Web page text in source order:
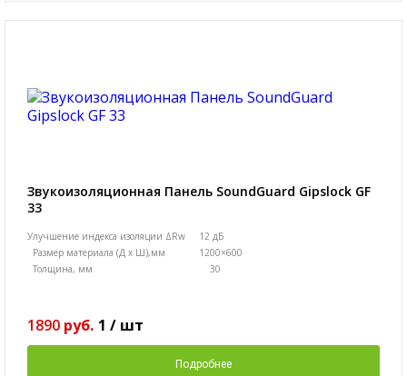
Звукоизоляционная Панель SoundGuard Gipslock GF
33
Улучшение индекса изоляции ΔRw
12 дБ
Размер материала (Д х Ш),мм
1200×600
Толщина, мм
30
1890 руб. 1 / шт
Подробнее